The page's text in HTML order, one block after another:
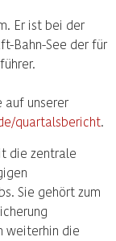
Er ist bei der
Bahn-See der für
auf unserer
quartalsbericht.
die zentrale
Sie gehört zum
weiterhin die